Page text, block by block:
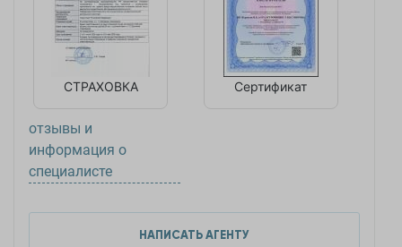
СТРАХОВКА Сертификат
отзывы и
информация о
специалисте
НАПИСАТЬ АГЕНТУ